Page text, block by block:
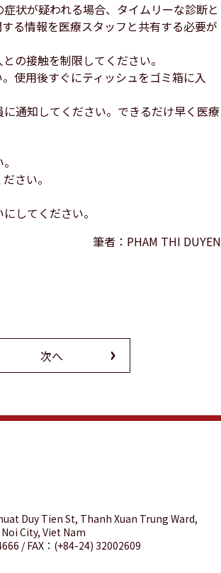
状が疑われる場合、タイムリーな診断と
る情報を医療スタッフと共有する必要が
の接触を制限してください。
使用後すぐにティッシュをゴミ箱に入
通知してください。できるだけ早く医療
さい。
してください。
筆者：PHAM THI DUYEN
次へ
Duy Tien St, Thanh Xuan Trung Ward,
City, Viet Nam
/ FAX：(+84-24) 32002609